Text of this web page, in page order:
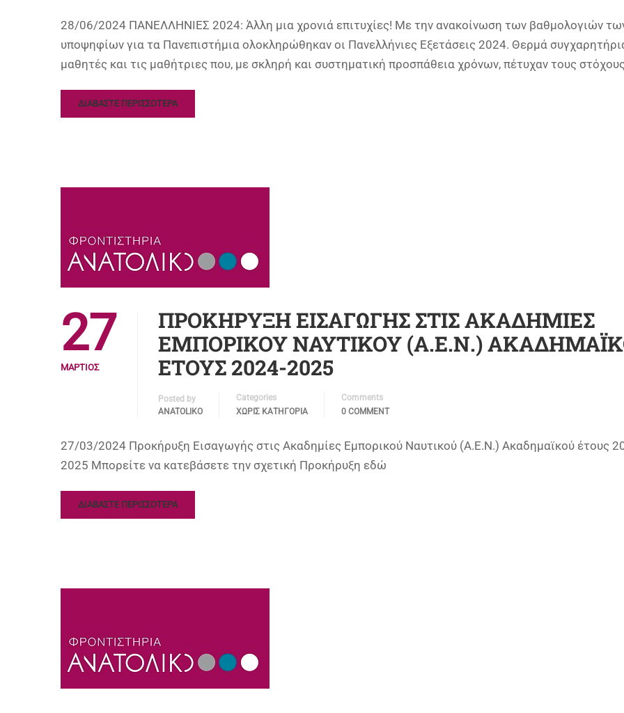
28/06/2024 ΠΑΝΕΛΛΗΝΙΕΣ 2024: Άλλη μια χρονιά επιτυχίες! Με την ανακοίνωση των βαθμολογιών
υποψηφίων για τα Πανεπιστήμια ολοκληρώθηκαν οι Πανελλήνιες Εξετάσεις 2024. Θερμά
μαθητές και τις μαθήτριες που, με σκληρή και συστηματική προσπάθεια χρόνων, πέτυχαν τους
ΔΙΑΒΑΣΤΕ ΠΕΡΙΣΣΟΤΕΡΑ
27
ΜΆΡΤΙΟΣ
ΠΡΟΚΗΡΥΞΗ ΕΙΣΑΓΩΓΗΣ ΣΤΙΣ ΑΚΑΔΗΜΙΕΣ
ΕΜΠΟΡΙΚΟΥ ΝΑΥΤΙΚΟΥ (Α.Ε.Ν.)
ΕΤΟΥΣ 2024-2025
Posted by
ANATOLIKO
Categories
ΧΩΡΊΣ ΚΑΤΗΓΟΡΊΑ
Comments
0 COMMENT
27/03/2024 Προκήρυξη Εισαγωγής στις Ακαδημίες Εμπορικού Ναυτικού (Α.Ε.Ν.) Ακαδημαϊκού έτους
2025 Μπορείτε να κατεβάσετε την σχετική Προκήρυξη εδώ
ΔΙΑΒΑΣΤΕ ΠΕΡΙΣΣΟΤΕΡΑ